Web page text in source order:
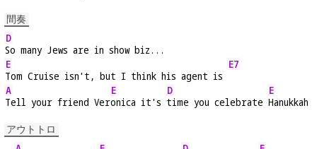
間奏
D
So many Jews are in show biz...
E
Tom Cruise isn't, but I think his agent is
E7
A
Tell your friend Ver
E
onica it's
D
time you celebrate
E
Hanukkah
アウトトロ